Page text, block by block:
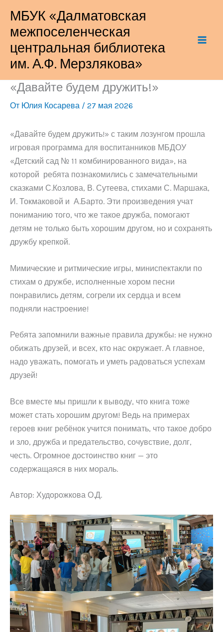
содержимому
МБУК «Далматовская
межпоселенческая
центральная библиотека
им. А.Ф. Мерзлякова»
«Давайте будем дружить!»
От Юлия Косарева / 27 мая 2026
«Давайте будем дружить!» с таким лозунгом прошла
игровая программа для воспитанников МБДОУ
«Детский сад № 11 комбинированного вида», на
которой ребята познакомились с замечательными
сказками С.Козлова, В. Сутеева, стихами С. Маршака,
И. Токмаковой и А.Барто. Эти произведения учат
пониманию того, что же такое дружба, помогают
детям не только быть хорошим другом, но и сохранять
дружбу крепкой.
Мимические и ритмические игры, миниспектакли по
стихам о дружбе, исполненные хором песни
понравились детям, согрели их сердца и всем
подняли настроение!
Ребята запомнили важные правила дружбы: не нужно
обижать друзей, и всех, кто нас окружает. А главное,
надо уважать, помогать и уметь радоваться успехам
друзей!
Все вместе мы пришли к выводу, что книга тоже
может стать хорошим другом! Ведь на примерах
героев книг ребёнок учится понимать, что такое добро
и зло, дружба и предательство, сочувствие, долг,
честь. Огромное достоинство книг — это
содержащаяся в них мораль.
Автор: Худорожкова О.Д.